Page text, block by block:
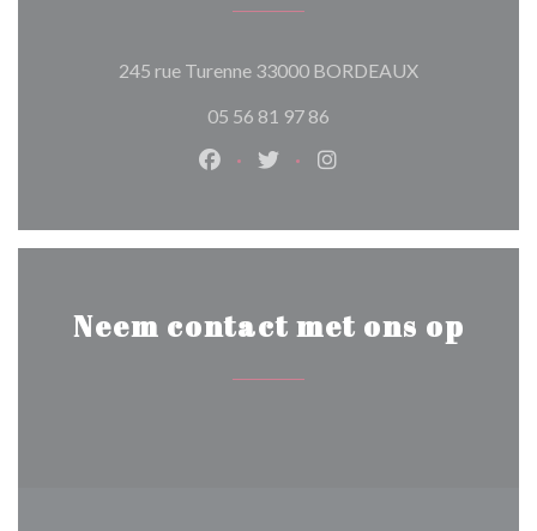
245 rue Turenne 33000 BORDEAUX((opent in een
05 56 81 97 86
Facebook ((opent in een nieuw
Twitter ((opent in een
Instagram ((opent in
Neem contact met ons op